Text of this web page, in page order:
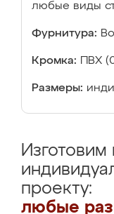
любые виды
Фурнитура:
Кромка: ПВХ
Размеры:
Изготовим
проекту:
любые